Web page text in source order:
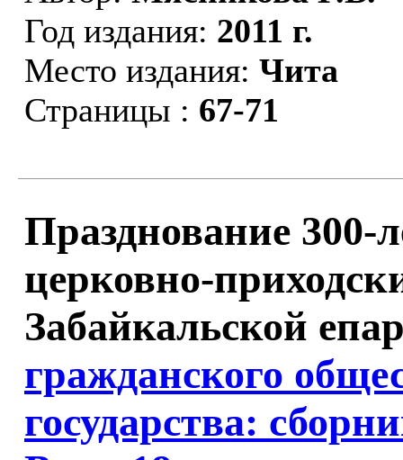
Год издания: 2011 г.
Место издания: Чита
Страницы : 67-71
Празднование
церковно-
Забайкальской
гражданского
государства: